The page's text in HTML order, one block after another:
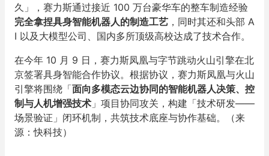
久」，赛力斯通过接近 100 万台豪华车的整车制造经验
完全拿捏具身智能机器人的制造工艺 ，同时其还和头部 A
I 以及大模型公司、国内多所顶级高校达成了技术合作。
在今年 10 月 9 日，赛力斯凤凰与字节跳动火山引擎在北
京签署具身智能合作协议。根据协议，赛力斯凤凰与火山
引擎将围绕「面向多模态云边协同的智能机器人决策、控
制与人机增强技术 」项目协同攻关，构建「技术研发——
场景验证」闭环机制，共筑技术底座与协作基础。（来
源：快科技）